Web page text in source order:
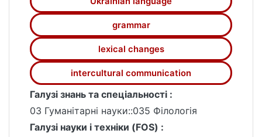
досягати балансу між збереженням
оригінального змісту та відповідністю
нормам цільової мови.
grammar
lexical changes
intercultural communication
Галузі знань та спеціальності :
03 Гуманітарні науки::035 Філологія
Галузі науки і техніки (FOS) :